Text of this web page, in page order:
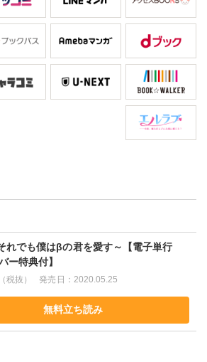
れでも僕はβの君を愛す～【電子単行
ー特典付】
税抜） 発売日： 2020.05.25
無料立ち読み